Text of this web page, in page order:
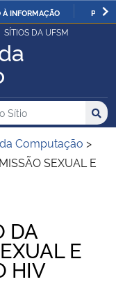
À INFORMAÇÃO
SÍTIOS DA UFSM
no no Sítio
Computação >
SEXUAL E
DA
E
HIV